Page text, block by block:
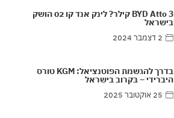
BYD Atto 3 קילר? לינק אנד קו 02 הושק
בישראל
2 דצמבר 2024
בדרך להגשמת הפוטנציאל: KGM טורס
היברידי – בקרוב בישראל
25 אוקטובר 2025